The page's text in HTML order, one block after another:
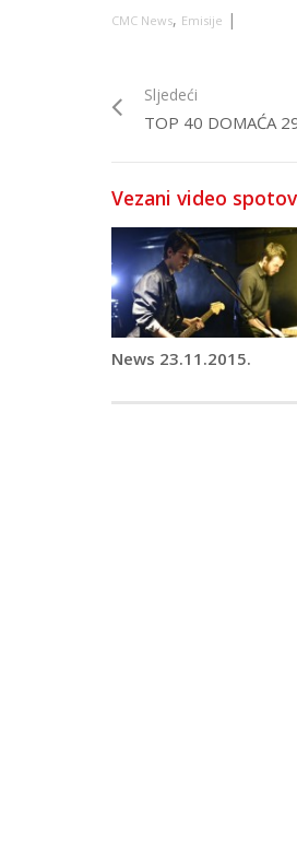
CMC News, Emisije |
Sljedeći
TOP 40 DOMAĆA
Vezani video
News 23.11.2015.